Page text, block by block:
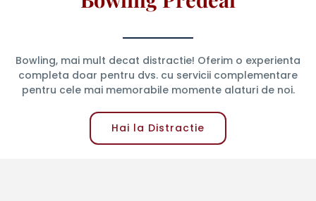
Bowling, mai mult decat distractie! Oferim o experienta
completa doar pentru dvs. cu servicii complementare
pentru cele mai memorabile momente alaturi de noi.
Hai la Distractie